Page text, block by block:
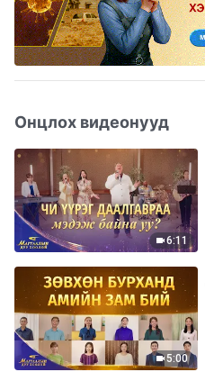
Онцлох видеонууд
6:11
5:00